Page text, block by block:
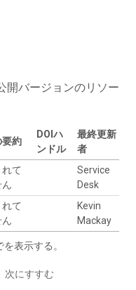
開バージョンのリソー
要約
DOIハ
ンドル
最終更新
者
て
Service
Desk
て
Kevin
Mackay
表示する。
次にすすむ